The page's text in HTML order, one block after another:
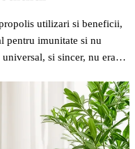
utilizari si beneficii,
pentru imunitate si nu
si sincer, nu erau